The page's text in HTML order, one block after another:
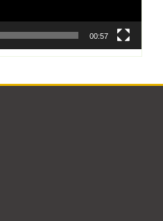
00:57